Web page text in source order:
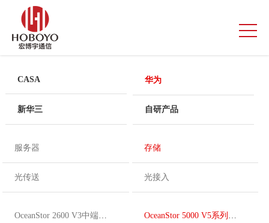
CASA 华为
新华三 自研产品
服务器 存储
光传送 光接入
OceanStor 2600 V3中端入门级存储 OceanStor 5000 V5系列智能混合闪存存储系统